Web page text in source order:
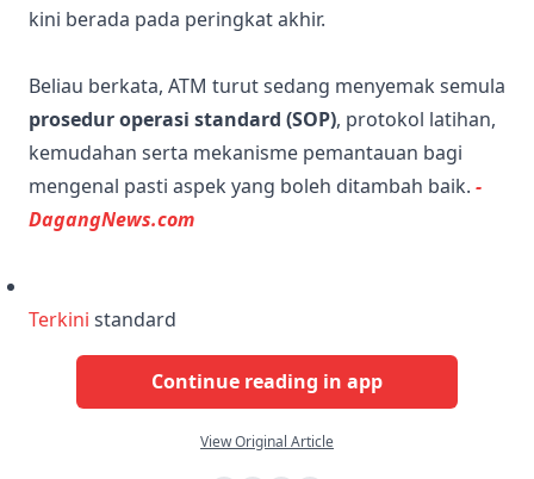
kini berada pada peringkat akhir.
Beliau berkata, ATM turut sedang menyemak semula
prosedur operasi standard (SOP), protokol latihan,
kemudahan serta mekanisme pemantauan bagi
mengenal pasti aspek yang boleh ditambah baik. -
DagangNews.com
Terkini standard
Continue reading in app
View Original Article